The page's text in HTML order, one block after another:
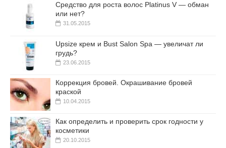
Средство для роста волос Platinus V — обман
или нет?
31.05.2015
Upsize крем и Bust Salon Spa — увеличат ли
грудь?
23.06.2015
Коррекция бровей. Окрашивание бровей
краской
10.04.2015
Как определить и проверить срок годности у
косметики
20.10.2015